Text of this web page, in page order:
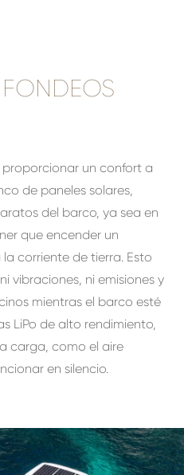
proporcionar un confort a
de paneles solares,
del barco, ya sea en
que encender un
corriente de tierra. Esto
vibraciones, ni emisiones y
mientras el barco esté
LiPo de alto rendimiento,
carga, como el aire
en silencio.